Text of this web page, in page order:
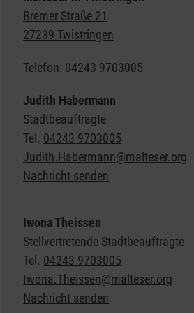
Bremer Straße 21
27239 Twistringen
Telefon: 04243 9703005
Judith Habermann
Stadtbeauftragte
Tel. 04243 9703005
Judith.Habermann@malteser.org
Nachricht senden
Iwona Theissen
Stellvertretende Stadtbeauftragte
Tel. 04243 9703005
Iwona.Theissen@malteser.org
Nachricht senden